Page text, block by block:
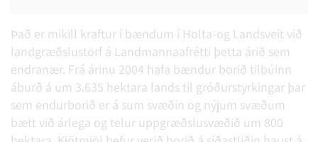
Það er mikill kraftur í bændum í Holta-og Landsveit við
landgræðslustörf á Landmannaafrétti þetta árið sem
endranær. Frá árinu 2004 hafa bændur borið tilbúinn
áburð á um 3.635 hektara lands til gróðurstyrkingar þar
sem endurborið er á sum svæðin og nýjum svæðum
bætt við árlega og telur uppgræðslusvæðið um 800